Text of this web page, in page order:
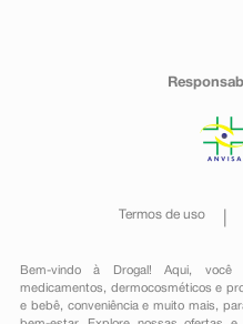
Termos de uso
Bem-vindo à Drogal! Aqui, você
medicamentos , dermocosméticos e
e bebê, conveniênciae muito mais,